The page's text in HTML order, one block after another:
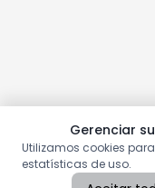
Gerenciar
Utilizamos cookies
estatísticas de uso.